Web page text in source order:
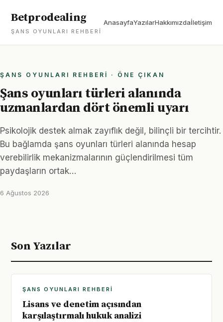
Betprodealing
ŞANS OYUNLARI REHBERI
AnasayfaYazılarHakkımızdaİletişim
ŞANS OYUNLARI REHBERI · ÖNE ÇIKAN
Şans oyunları türleri alanında
uzmanlardan dört önemli uyarı
Psikolojik destek almak zayıflık değil, bilinçli bir tercihtir.
Bu bağlamda şans oyunları türleri alanında hesap
verebilirlik mekanizmalarının güçlendirilmesi tüm
paydaşların ortak…
6 Ağustos 2026
Son Yazılar
ŞANS OYUNLARI REHBERI
Lisans ve denetim açısından
karşılaştırmalı hukuk analizi